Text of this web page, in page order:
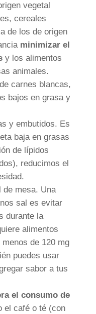
vegetal
cereales
de los de origen
minimizar el
y los alimentos
animales.
carnes blancas,
bajos en grasa y
y embutidos. Es
baja en grasas
de lípidos
reducimos el
de mesa. Una
sal es evitar
durante la
alimentos
de 120 mg
puedes usar
sabor a tus
el consumo de
el café o té (con